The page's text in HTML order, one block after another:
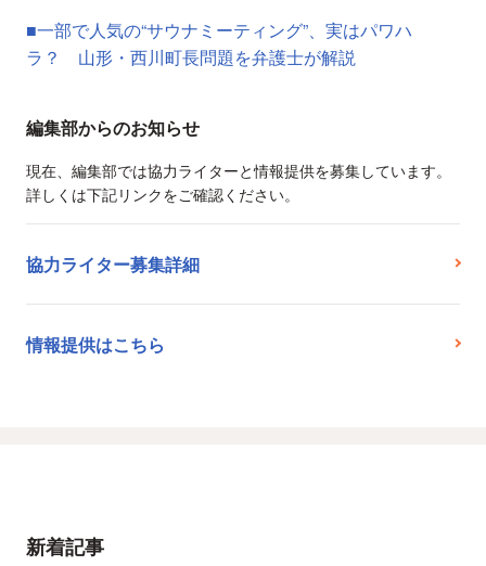
■一部で人気の“サウナミーティング”、実はパワハ
ラ？ 山形・西川町長問題を弁護士が解説
編集部からのお知らせ
現在、編集部では協力ライターと情報提供を募集しています。
詳しくは下記リンクをご確認ください。
協力ライター募集詳細
情報提供はこちら
新着記事